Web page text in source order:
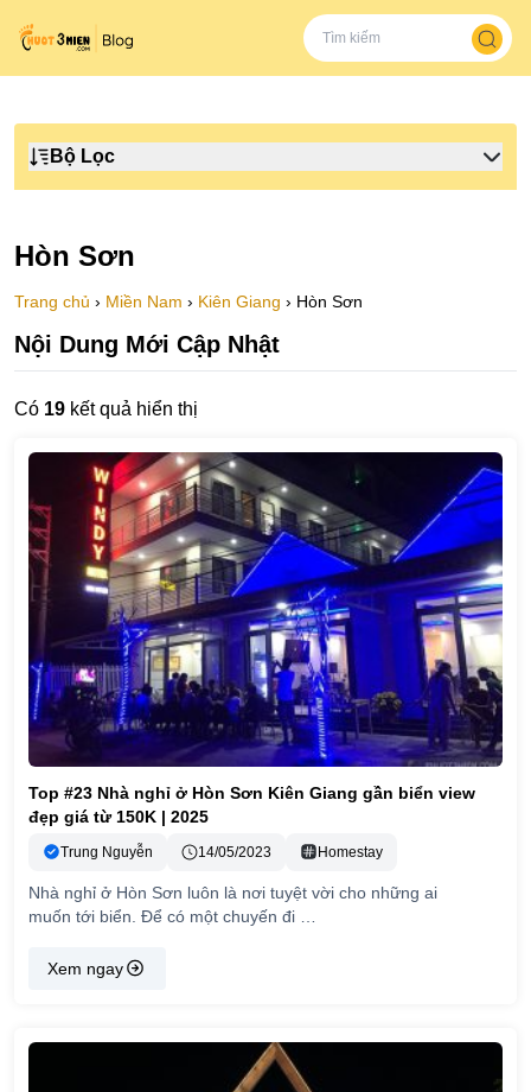
Bộ Lọc
Hòn Sơn
Trang chủ › Miền Nam › Kiên Giang › Hòn Sơn
Nội Dung Mới Cập Nhật
Có 19 kết quả hiển thị
Top #23 Nhà nghỉ ở Hòn Sơn Kiên Giang gần biển view
đẹp giá từ 150K | 2025
Trung Nguyễn 14/05/2023 Homestay
Nhà nghỉ ở Hòn Sơn luôn là nơi tuyệt vời cho những ai
muốn tới biển. Để có một chuyến đi …
Xem ngay